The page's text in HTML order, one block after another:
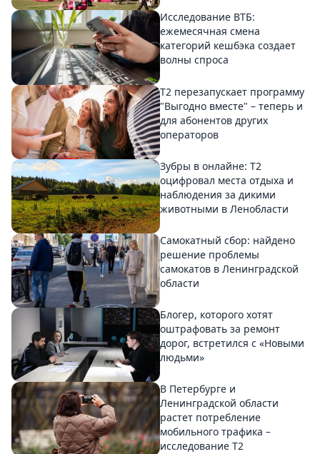
Исследование ВТБ:
ежемесячная смена
категорий кешбэка создает
волны спроса
Т2 перезапускает программу
"Выгодно вместе" – теперь и
для абонентов других
операторов
Зубры в онлайне: Т2
оцифровал места отдыха и
наблюдения за дикими
животными в Ленобласти
Самокатный сбор: найдено
решение проблемы
самокатов в Ленинградской
области
Блогер, которого хотят
оштрафовать за ремонт
дорог, встретился с «Новыми
людьми»
В Петербурге и
Ленинградской области
растет потребление
мобильного трафика –
исследование T2